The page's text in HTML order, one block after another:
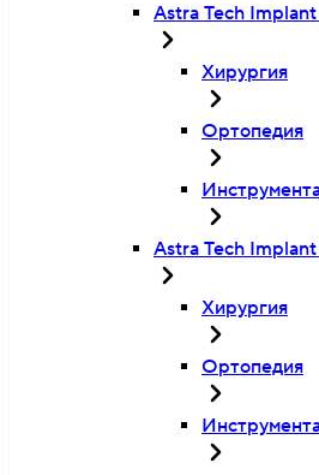
Astra Tech
Хирургия
Ортопедия
Astra Tech
Хирургия
Ортопедия